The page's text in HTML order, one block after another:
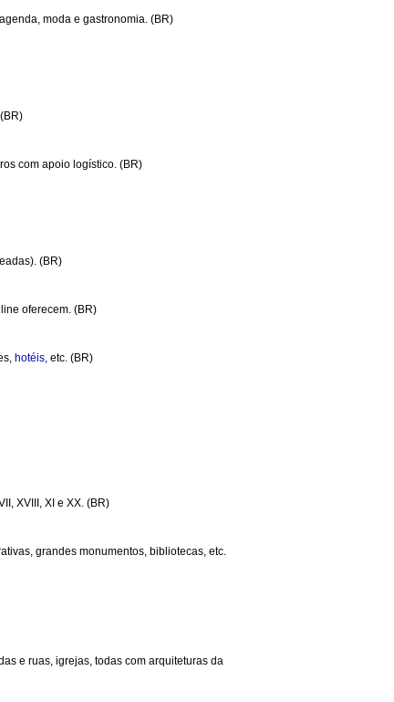
moda e gastronomia. (BR)
com apoio logístico. (BR)
(BR)
oferecem. (BR)
hotéis, etc. (BR)
XVIII, XI e XX. (BR)
grandes monumentos, bibliotecas, etc.
e ruas, igrejas, todas com arquiteturas da